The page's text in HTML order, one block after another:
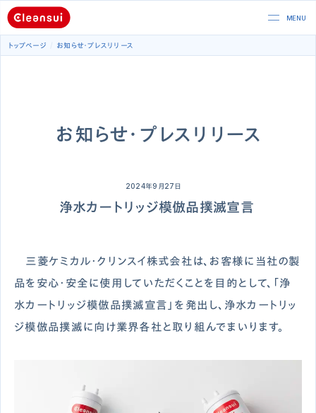
トップページ お知らせ・プレスリリース
お知らせ・プレスリリース
2024年9月27日
浄水カートリッジ模倣品撲滅宣言
三菱ケミカル・クリンスイ株式会社は、お客様に当社の製
品を安心・安全に使用していただくことを目的として、「浄
水カートリッジ模倣品撲滅宣言」を発出し、浄水カートリッ
ジ模倣品撲滅に向け業界各社と取り組んでまいります。